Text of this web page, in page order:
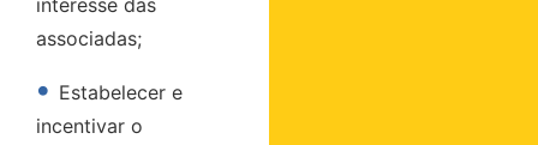
associadas;
• Estabelecer e
incentivar o